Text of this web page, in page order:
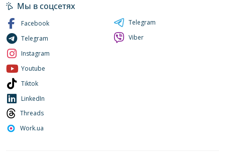
Мы в соцсетях
Facebook
Telegram
Instagram
Youtube
Tiktok
LinkedIn
Threads
Work.ua
Telegram
Viber